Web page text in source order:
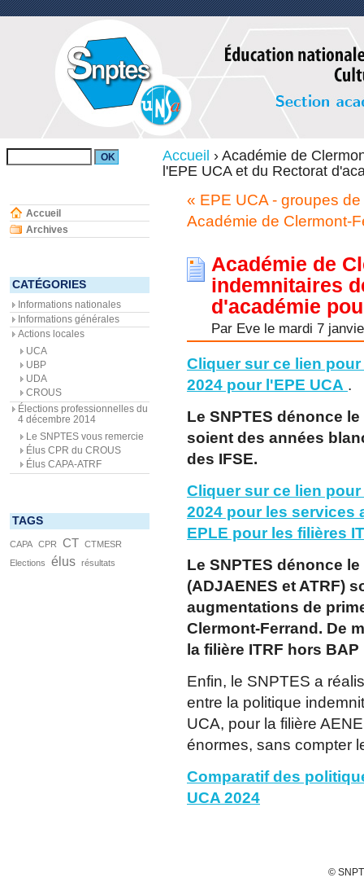
Accueil › Académie de
l'EPE UCA et du Rectorat
« EPE UCA - groupes
Académie de Clermont-
Académie de
indemnitaires
d'académie
Par Eve le mardi 7
Cliquer sur ce lien
2024 pour l'EPE UCA .
Le SNPTES dénonce
soient des années
des IFSE.
Cliquer sur ce lien
2024 pour les services
EPLE pour les filières
Le SNPTES dénonce
(ADJAENES et ATRF)
augmentations de
Clermont-Ferrand. De
la filière ITRF hors BAP
Enfin, le SNPTES a
entre la politique
UCA, pour la filière
énormes, sans compter
Comparatif des
UCA 2024
Accueil
Archives
CATÉGORIES
Informations nationales
Informations générales
Actions locales
UCA
UBP
UDA
CROUS
Élections professionnelles du
4 décembre 2014
Le SNPTES vous remercie
Élus CPR du CROUS
Élus CAPA-ATRF
TAGS
CAPA CPR CT CTMESR
Elections
élus résultats
©